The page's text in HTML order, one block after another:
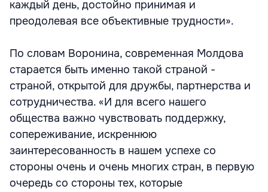
каждый день, достойно принимая и
преодолевая все объективные трудности».
По словам Воронина, современная Молдова
старается быть именно такой страной -
страной, открытой для дружбы, партнерства и
сотрудничества. «И для всего нашего
общества важно чувствовать поддержку,
сопереживание, искреннюю
заинтересованность в нашем успехе со
стороны очень и очень многих стран, в первую
очередь со стороны тех, которые